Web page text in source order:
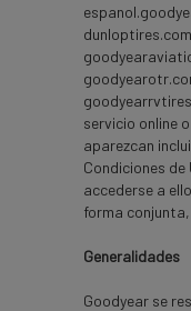
servicio online
aparezcan
Condiciones de
accederse a
forma conjunta,
Generalidades
Goodyear se